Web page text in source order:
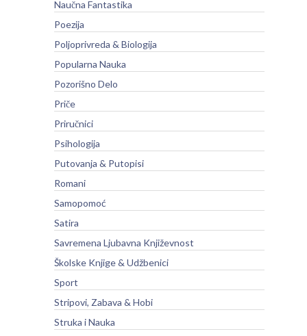
Naučna Fantastika
Poezija
Poljoprivreda & Biologija
Popularna Nauka
Pozorišno Delo
Priče
Priručnici
Psihologija
Putovanja & Putopisi
Romani
Samopomoć
Satira
Savremena Ljubavna Književnost
Školske Knjige & Udžbenici
Sport
Stripovi, Zabava & Hobi
Struka i Nauka